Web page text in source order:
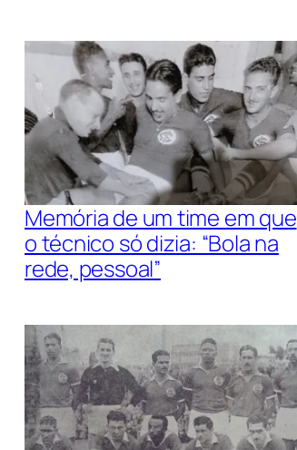
Memória de um time em que
o técnico só dizia: “Bola na
rede, pessoal”